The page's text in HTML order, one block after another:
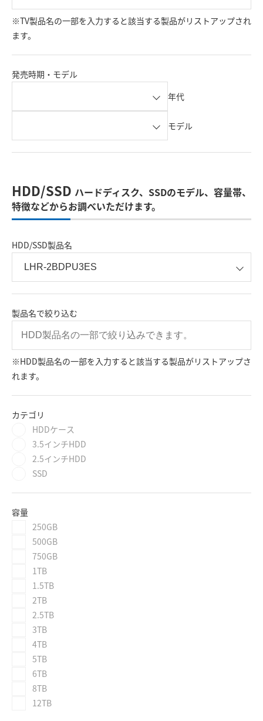
※TV製品名の一部を入力すると該当する製品がリストアップされ
ます。
発売時期・モデル
年代
モデル
HDD/SSD ハードディスク、SSDのモデル、容量帯、
特徴などからお調べいただけます。
HDD/SSD製品名
製品名で絞り込む
※HDD製品名の一部を入力すると該当する製品がリストアップさ
れます。
カテゴリ
HDDケース
3.5インチHDD
2.5インチHDD
SSD
容量
250GB
500GB
750GB
1TB
1.5TB
2TB
2.5TB
3TB
4TB
5TB
6TB
8TB
12TB